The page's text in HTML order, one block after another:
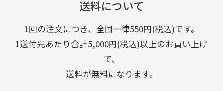
送料について
1回の注文につき、全国一律550円(税込)です。
1送付先あたり合計5,000円(税込)以上のお買い上げ
で、
送料が無料になります。